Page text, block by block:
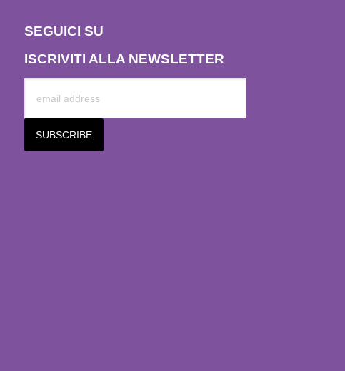
SEGUICI SU
ISCRIVITI ALLA NEWSLETTER